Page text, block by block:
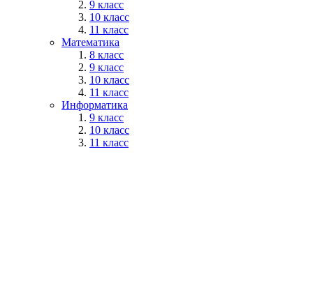
9 класс
10 класс
11 класс
Математика
8 класс
9 класс
10 класс
11 класс
Информатика
9 класс
10 класс
11 класс